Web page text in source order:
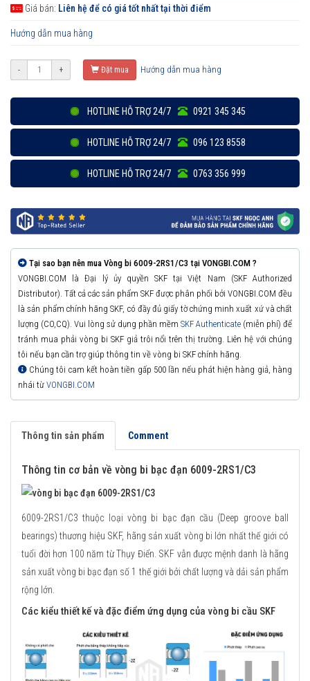
Giá bán: Liên hệ để có giá tốt nhất tại thời điểm
Hướng dẫn mua hàng
- + Đặt mua Hướng dẫn mua hàng
HOTLINE HỖ TRỢ 24/7 0921 345 345
HOTLINE HỖ TRỢ 24/7 096 123 8558
HOTLINE HỖ TRỢ 24/7 0763 356 999
Tại sao bạn nên mua Vòng bi 6009-2RS1/C3 tại VONGBI.COM ?
VONGBI.COM là Đại lý ủy quyền SKF tại Việt Nam (SKF Authorized
Distributor). Tất cả các sản phẩm SKF được phân phối bởi VONGBI.COM đều
là sản phẩm chính hãng SKF, có đầy đủ giấy tờ chứng minh xuất xứ và chất
lượng (CO,CQ). Vui lòng sử dụng phần mềm SKF Authenticate (miễn phí) để
tránh mua phải vòng bi SKF giả trôi nổi trên thị trường. Liên hệ với chúng
tôi nếu bạn cần trợ giúp thông tin về vòng bi SKF chính hãng.
Chúng tôi cam kết hoàn tiền gấp 500 lần nếu phát hiện hàng giả, hàng
nhái từ VONGBI.COM
Thông tin sản phẩm Comment
Thông tin cơ bản về vòng bi bạc đạn 6009-2RS1/C3
6009-2RS1/C3 thuộc loại vòng bi bạc đạn cầu (Deep groove ball
bearings) thương hiệu SKF, hãng sản xuất vòng bi lớn nhất thế giới có
tuổi đời hơn 100 năm từ Thụy Điển. SKF vẫn được mệnh danh là hãng
sản xuất vòng bi bạc đạn số 1 thế giới bởi chất lượng và dải sản phẩm
rộng lớn.
Các kiểu thiết kế và đặc điểm ứng dụng của vòng bi cầu SKF